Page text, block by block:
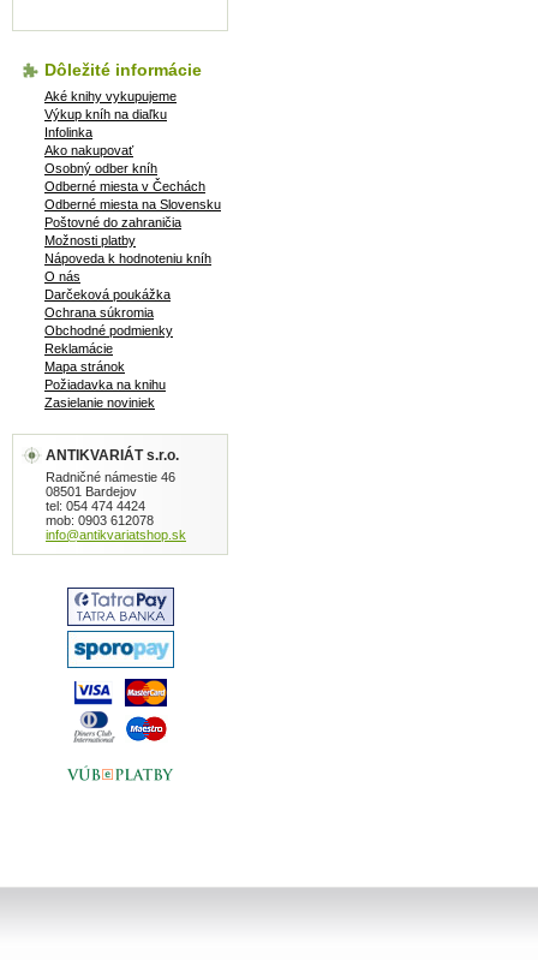
Dôležité informácie
Aké knihy vykupujeme
Výkup kníh na diaľku
Infolinka
Ako nakupovať
Osobný odber kníh
Odberné miesta v Čechách
Odberné miesta na Slovensku
Poštovné do zahraničia
Možnosti platby
Nápoveda k hodnoteniu kníh
O nás
Darčeková poukážka
Ochrana súkromia
Obchodné podmienky
Reklamácie
Mapa stránok
Požiadavka na knihu
Zasielanie noviniek
ANTIKVARIÁT s.r.o.
Radničné námestie 46
08501 Bardejov
tel: 054 474 4424
mob: 0903 612078
info@antikvariatshop.sk